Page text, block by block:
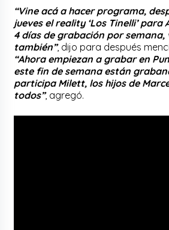
“Vine acá a hacer programa,
jueves el reality ‘Los Tinelli’ para
4 días de grabación por semana,
también”, dijo para después
“Ahora empiezan a grabar en
este fin de semana están
participa Milett, los hijos de
todos”, agregó.